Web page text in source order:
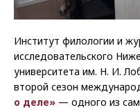
Институт филологии и
исследовательского
университета им. Н. И.
второй сезон
о деле» — одного из